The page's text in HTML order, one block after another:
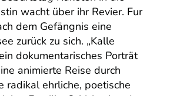
wacht über ihr Revier. Fur
dem Gefängnis eine
zurück zu sich. „Kalle
dokumentarisches Porträt
animierte Reise durch
radikal ehrliche, poetische